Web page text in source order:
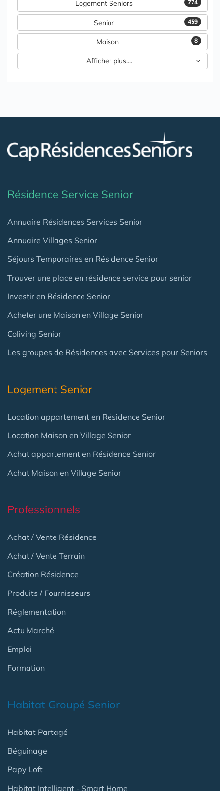
774
Logement Seniors
459
Senior
8
Maison
Afficher plus....
Résidence Service Senior
Annuaire Résidences Services Senior
Annuaire Villages Senior
Séjours Temporaires en Résidence Senior
Trouver une place en résidence service pour senior
Investir en Résidence Senior
Acheter une Maison en Village Senior
Coliving Senior
Les groupes de Résidences avec Services pour Seniors
Logement Senior
Location appartement en Résidence Senior
Location Maison en Village Senior
Achat appartement en Résidence Senior
Achat Maison en Village Senior
Professionnels
Achat / Vente Résidence
Achat / Vente Terrain
Création Résidence
Produits / Fournisseurs
Réglementation
Actu Marché
Emploi
Formation
Habitat Groupé Senior
Habitat Partagé
Béguinage
Papy Loft
Habitat Intelligent - Smart Home